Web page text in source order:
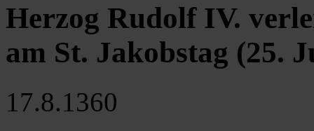
Herzog Rudolf IV.
am St. Jakobstag (25.
17.8.1360